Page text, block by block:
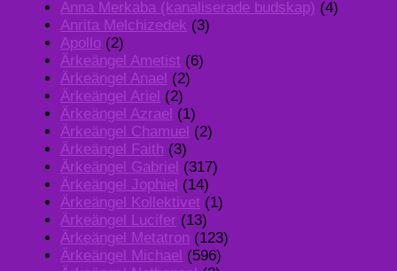
Anna Merkaba (kanaliserade budskap) (4)
Anrita Melchizedek (3)
Apollo (2)
Ärkeängel Ametist (6)
Ärkeängel Anael (2)
Ärkeängel Ariel (2)
Ärkeängel Azrael (1)
Ärkeängel Chamuel (2)
Ärkeängel Faith (3)
Ärkeängel Gabriel (317)
Ärkeängel Jophiel (14)
Ärkeängel Kollektivet (1)
Ärkeängel Lucifer (13)
Ärkeängel Metatron (123)
Ärkeängel Michael (596)